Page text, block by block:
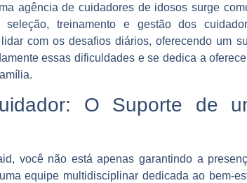
agência de cuidadores de idosos surge
treinamento e gestão dos
com os desafios diários, oferecendo um
essas dificuldades e se dedica a
O Suporte de
você não está apenas garantindo a
equipe multidisciplinar dedicada ao bem-